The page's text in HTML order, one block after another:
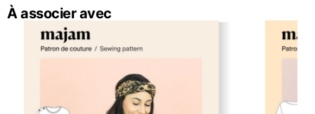
À associer avec